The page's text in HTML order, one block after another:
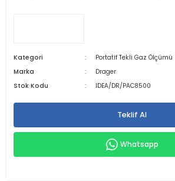
Kategori
Portatif Tekli Gaz Ölçümü
Marka
Drager
Stok Kodu
IDEA/DR/PAC8500
Teklif Al
Whatsapp